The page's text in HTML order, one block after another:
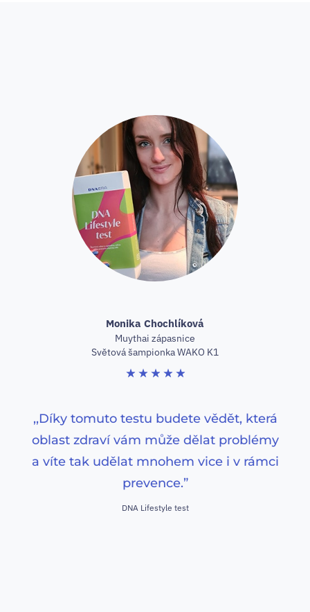
Monika Chochlíková
Muythai zápasnice
Světová šampionka WAKO K1
★ ★ ★ ★ ★
,,Díky tomuto testu budete vědět, která
oblast zdraví vám může dělat problémy
a víte tak udělat mnohem vice i v rámci
prevence.”
DNA Lifestyle test